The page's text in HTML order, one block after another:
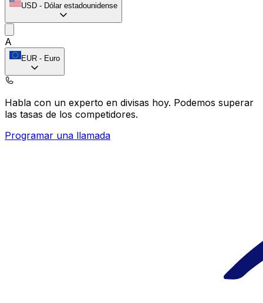
USD - Dólar estadounidense
A
EUR - Euro
Habla con un experto en divisas hoy. Podemos superar
las tasas de los competidores.
Programar una llamada